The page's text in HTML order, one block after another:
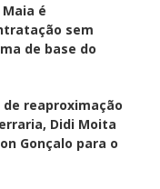
é
sem
de base do
reaproximação
Didi Moita
Gonçalo para o